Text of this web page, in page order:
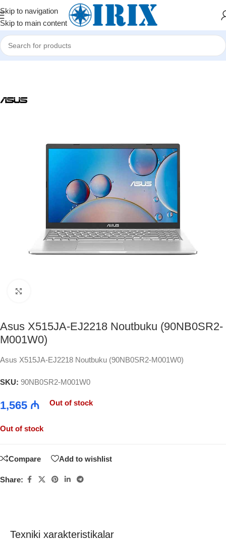
Skip to navigation
Skip to main content
Home/Shop/Kompüterlər
Asus X515JA-EJ2218 Noutbuku (90NB0SR2-
M001W0)
Asus X515JA-EJ2218 Noutbuku (90NB0SR2-M001W0)
SKU: 90NB0SR2-M001W0
1,565 ₼ Out of stock
Out of stock
Compare Add to wishlist
Share:
Texniki xarakteristikalar